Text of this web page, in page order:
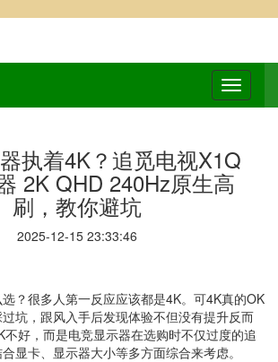
执着4K？追觅电视X1Q
2K QHD 240Hz原生高
刷，教你避坑
2025-12-15 23:33:46
？很多人第一反应应该都是4K。可4K真的OK
坑，跟风入手后发现体验不但没有提升反而
好，而是电竞显示器在选购时不仅过度的追
显卡、显示器大小等多方面综合来考虑。